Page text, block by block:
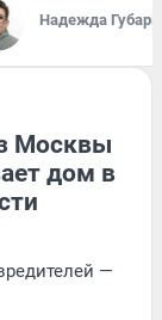
Надежда Губарь
Москвы
дом в
—